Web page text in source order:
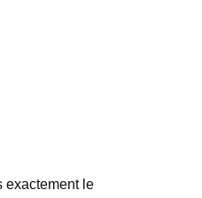
exactement le